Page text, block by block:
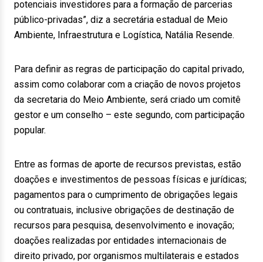
potenciais investidores para a formação de parcerias
público-privadas”, diz a secretária estadual de Meio
Ambiente, Infraestrutura e Logística, Natália Resende.
Para definir as regras de participação do capital privado,
assim como colaborar com a criação de novos projetos
da secretaria do Meio Ambiente, será criado um comitê
gestor e um conselho – este segundo, com participação
popular.
Entre as formas de aporte de recursos previstas, estão
doações e investimentos de pessoas físicas e jurídicas;
pagamentos para o cumprimento de obrigações legais
ou contratuais, inclusive obrigações de destinação de
recursos para pesquisa, desenvolvimento e inovação;
doações realizadas por entidades internacionais de
direito privado, por organismos multilaterais e estados